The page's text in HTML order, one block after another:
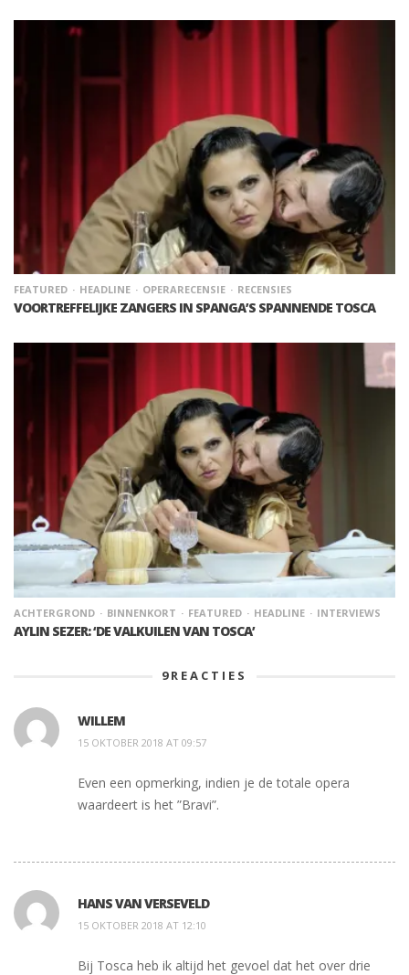
FEATURED HEADLINE OPERARECENSIE RECENSIES
VOORTREFFELIJKE ZANGERS IN SPANGA’S SPANNENDE TOSCA
ACHTERGROND BINNENKORT FEATURED HEADLINE INTERVIEWS
AYLIN SEZER: ‘DE VALKUILEN VAN TOSCA’
9REACTIES
WILLEM
15 OKTOBER 2018 AT 09:57
Even een opmerking, indien je de totale opera
waardeert is het ”Bravi”.
HANS VAN VERSEVELD
15 OKTOBER 2018 AT 12:10
Bij Tosca heb ik altijd het gevoel dat het over drie